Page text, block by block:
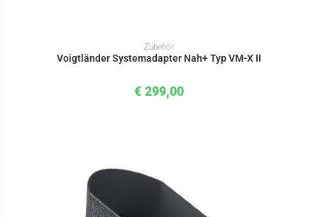
IN DEN WARENKORB
Zubehör
Voigtländer Systemadapter Nah+ Typ VM-X II
€ 299,00